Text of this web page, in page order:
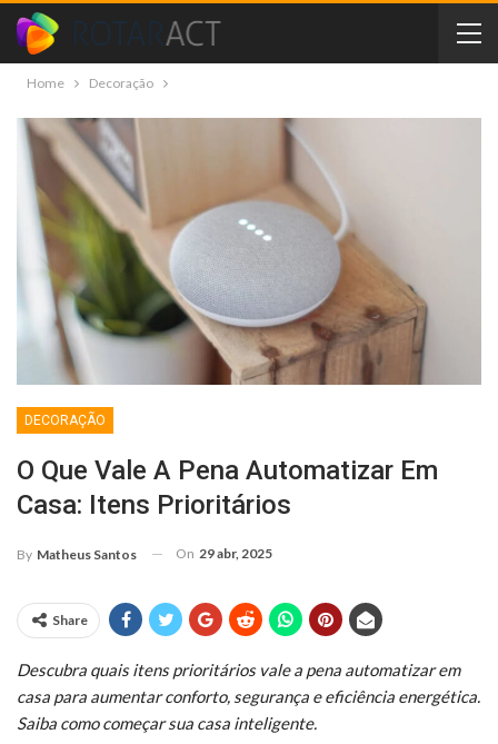
Home Decoração
DECORAÇÃO
O Que Vale A Pena Automatizar Em
Casa: Itens Prioritários
By Matheus Santos On 29 abr, 2025
Share
Descubra quais itens prioritários vale a pena automatizar em
casa para aumentar conforto, segurança e eficiência energética.
Saiba como começar sua casa inteligente.